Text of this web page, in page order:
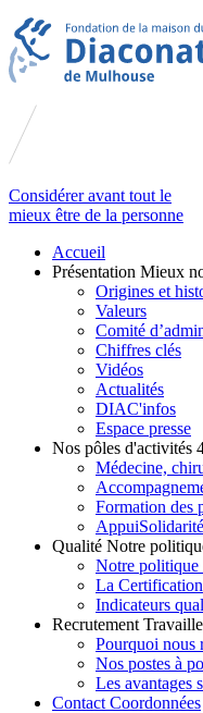
Considérer avant tout le
mieux être de la personne
Accueil
Présentation Mieux
Origines et
Valeurs
Comité
Chiffres clés
Vidéos
Actualités
DIAC'infos
Espace presse
Nos pôles d'activités
Médecine,
Formation des
Qualité Notre
Notre politique
La Certification
Indicateurs
Recrutement
Pourquoi nous
Nos postes à
Les avantages
Contact Coordonnées